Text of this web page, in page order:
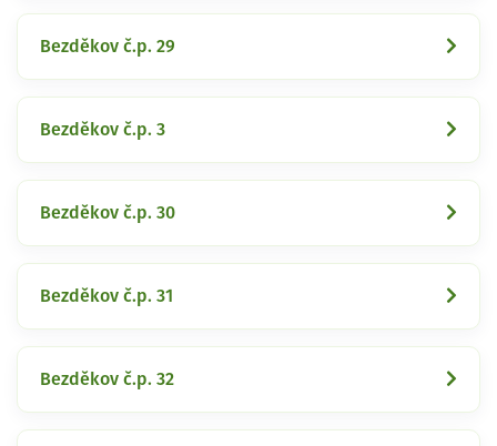
Bezděkov č.p. 29
Bezděkov č.p. 3
Bezděkov č.p. 30
Bezděkov č.p. 31
Bezděkov č.p. 32